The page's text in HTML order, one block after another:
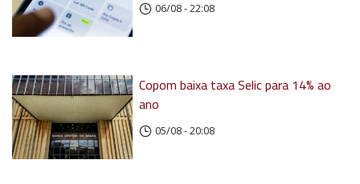
06/08 - 22:08
Copom baixa taxa Selic para 14% ao
ano
05/08 - 20:08